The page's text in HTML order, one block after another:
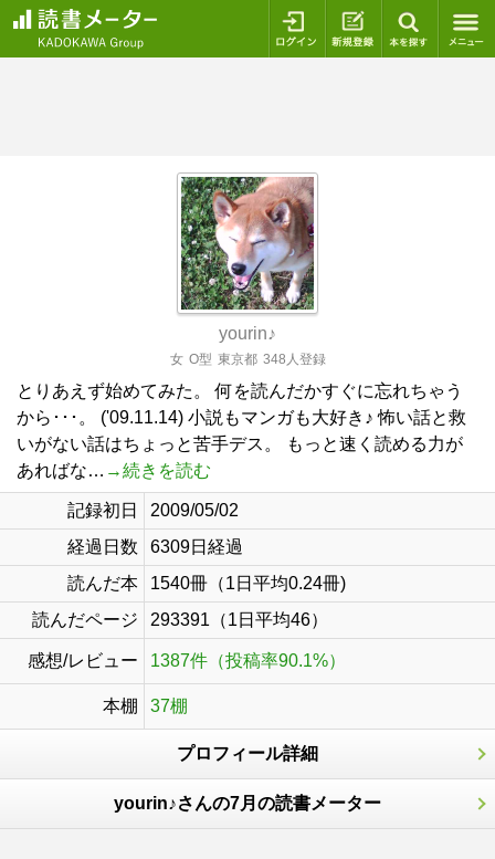
ログイン 新規登録
yourin♪
女 O型 東京都 348人登録
とりあえず始めてみた。 何を読んだかすぐに忘れちゃう
から･･･。 ('09.11.14) 小説もマンガも大好き♪ 怖い話と救
いがない話はちょっと苦手デス。 もっと速く読める力が
あればな… →続きを読む
記録初日
2009/05/02
経過日数
6309日経過
読んだ本
1540冊（1日平均0.24冊)
読んだページ
293391（1日平均46）
感想/レビュー 1387件（投稿率90.1%）
本棚 37棚
プロフィール詳細
yourin♪さんの7月の読書メーター